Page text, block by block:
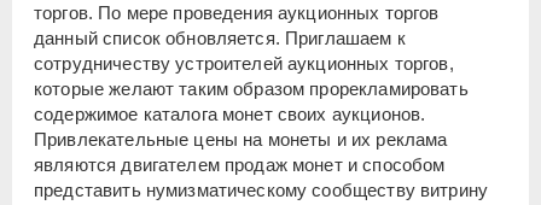
торгов. По мере проведения аукционных торгов
данный список обновляется. Приглашаем к
сотрудничеству устроителей аукционных торгов,
которые желают таким образом прорекламировать
содержимое каталога монет своих аукционов.
Привлекательные цены на монеты и их реклама
являются двигателем продаж монет и способом
представить нумизматическому сообществу витрину